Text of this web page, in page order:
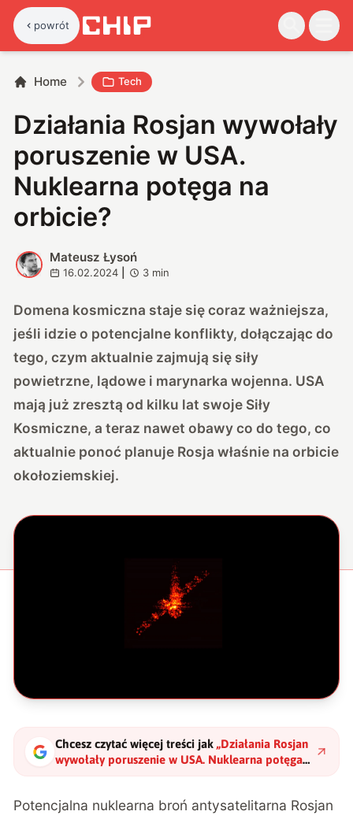
powrót
Home Tech
Działania Rosjan wywołały
poruszenie w USA.
Nuklearna potęga na
orbicie?
M
Mateusz Łysoń
16.02.2024 3 min
Domena kosmiczna staje się coraz ważniejsza,
jeśli idzie o potencjalne konflikty, dołączając do
tego, czym aktualnie zajmują się siły
powietrzne, lądowe i marynarka wojenna. USA
mają już zresztą od kilku lat swoje Siły
Kosmiczne, a teraz nawet obawy co do tego, co
aktualnie ponoć planuje Rosja właśnie na orbicie
okołoziemskiej.
Chcesz czytać więcej treści jak „Działania Rosjan
wywołały poruszenie w USA. Nuklearna potęga
na orbicie?"?
Potencjalna nuklearna broń antysatelitarna Rosjan